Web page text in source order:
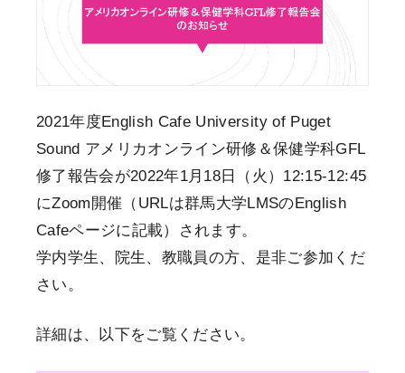
2021年度English Cafe University of Puget
Sound アメリカオンライン研修＆保健学科GFL
修了報告会が2022年1月18日（火）12:15-12:45
にZoom開催（URLは群馬大学LMSのEnglish
Cafeページに記載）されます。
学内学生、院生、教職員の方、是非ご参加くだ
さい。
詳細は、以下をご覧ください。